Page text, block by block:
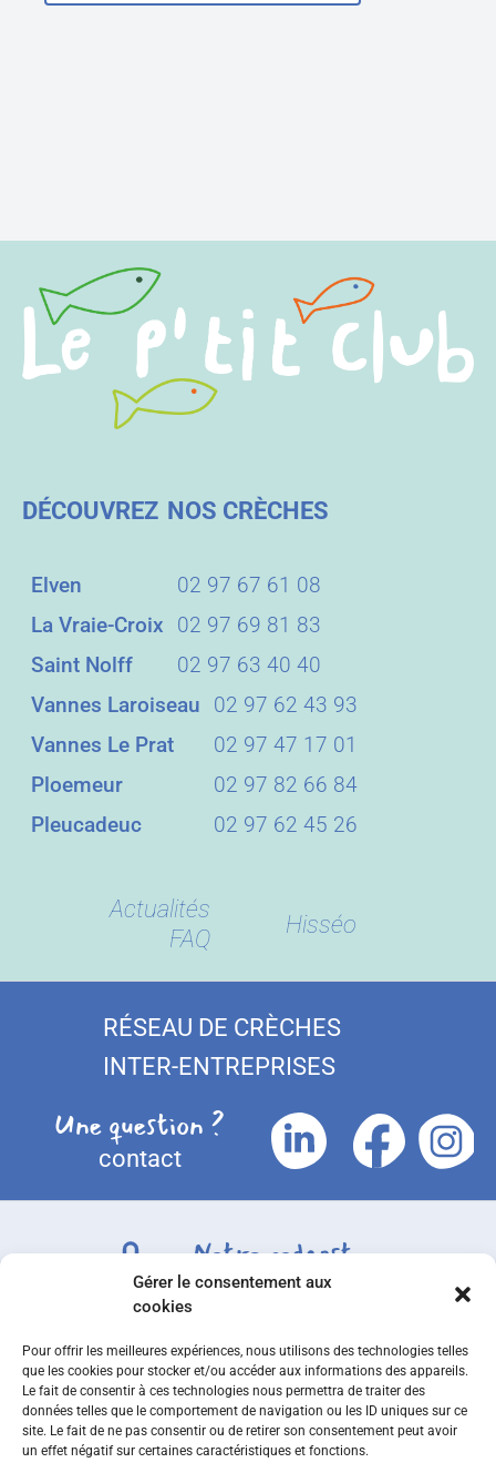
Gérer le consentement aux
cookies
Pour offrir les meilleures expériences, nous utilisons des technologies telles
que les cookies pour stocker et/ou accéder aux informations des appareils.
Le fait de consentir à ces technologies nous permettra de traiter des
données telles que le comportement de navigation ou les ID uniques sur ce
site. Le fait de ne pas consentir ou de retirer son consentement peut avoir
un effet négatif sur certaines caractéristiques et fonctions.
DÉCOUVREZ NOS CRÈCHES
Elven
02 97 67 61 08
La Vraie-Croix
02 97 69 81 83
Saint Nolff
02 97 63 40 40
Vannes Laroiseau
02 97 62 43 93
Vannes Le Prat
02 97 47 17 01
Ploemeur
02 97 82 66 84
Pleucadeuc
02 97 62 45 26
Actualités
FAQ
Hisséo
RÉSEAU DE CRÈCHES
INTER-ENTREPRISES
Une question ?
contact
Notre podcast
Disponible sur toutes les plateformes
© 2023 Le P'tit Club
|